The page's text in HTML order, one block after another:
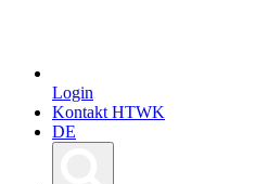
Login
Kontakt HTWK
DE